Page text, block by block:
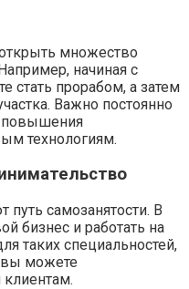
множество
начиная с
стать прорабом, а затем
Важно постоянно
повышения
технологиям.
самозанятости. В
бизнес и работать на
таких специальностей,
вы можете
клиентам.